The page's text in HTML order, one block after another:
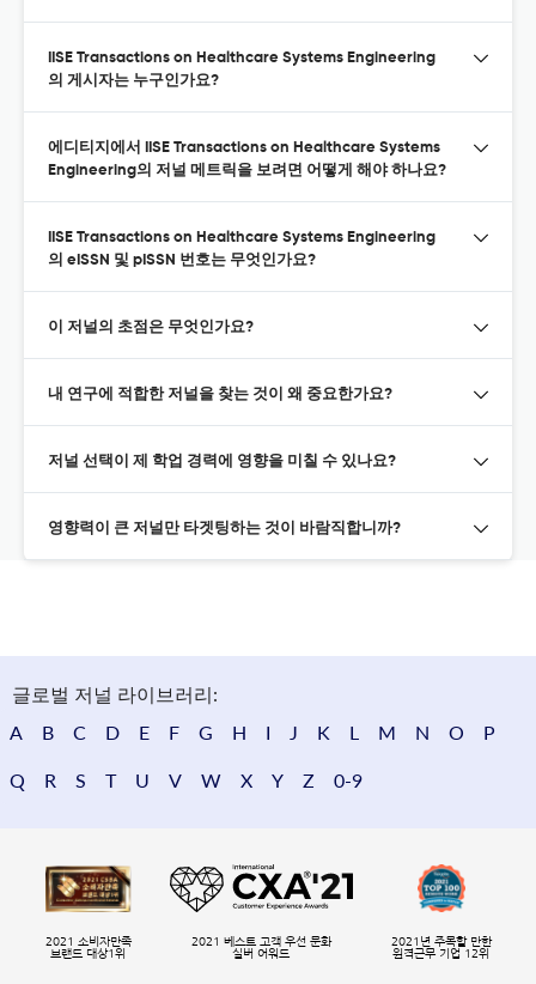
IISE Transactions on Healthcare Systems Engineering
의 게시자는 누구인가요?
에디티지에서 IISE Transactions on Healthcare Systems
Engineering의 저널 메트릭을 보려면 어떻게 해야 하나요?
IISE Transactions on Healthcare Systems Engineering
의 eISSN 및 pISSN 번호는 무엇인가요?
이 저널의 초점은 무엇인가요?
내 연구에 적합한 저널을 찾는 것이 왜 중요한가요?
저널 선택이 제 학업 경력에 영향을 미칠 수 있나요?
영향력이 큰 저널만 타겟팅하는 것이 바람직합니까?
글로벌 저널 라이브러리:
A
B C D E F G H I J K L M N O P
Q R S T U V W X Y Z 0-9